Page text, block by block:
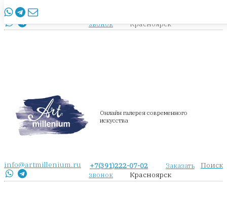
info@artmillenium.ru
звонок
Красноярск
Онлайн галерея современного
искусства
info@artmillenium.ru +7(391)222-07-02
Заказать
звонок
Красноярск
Поиск